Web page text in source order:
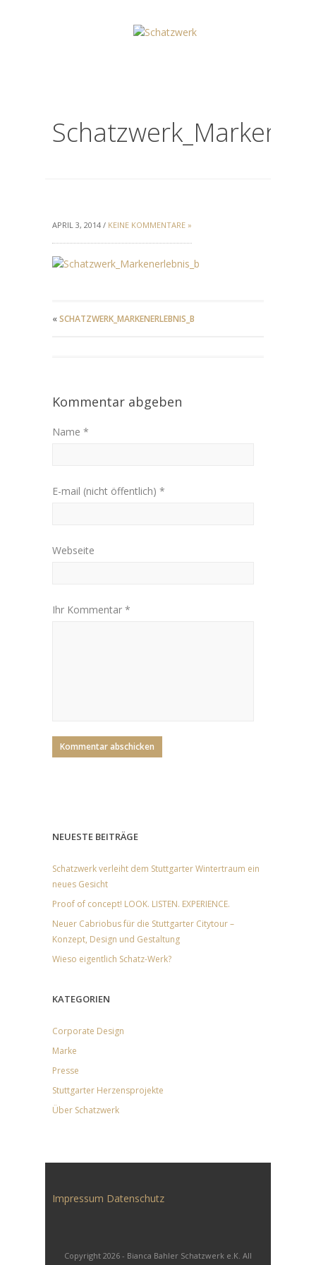
APRIL 3, 2014 / KEINE KOMMENTARE »
«SCHATZWERK_MARKENERLEBNIS_B
Kommentar abgeben
Name *
E-mail (nicht öffentlich) *
Webseite
Ihr Kommentar *
NEUESTE BEITRÄGE
Schatzwerk verleiht dem Stuttgarter Wintertraum ein
neues Gesicht
Proof of concept! LOOK. LISTEN. EXPERIENCE.
Neuer Cabriobus für die Stuttgarter Citytour –
Konzept, Design und Gestaltung
Wieso eigentlich Schatz-Werk?
KATEGORIEN
Corporate Design
Marke
Presse
Stuttgarter Herzensprojekte
Über Schatzwerk
Impressum Datenschutz
Copyright 2026 - Bianca Bahler Schatzwerk e.K. All